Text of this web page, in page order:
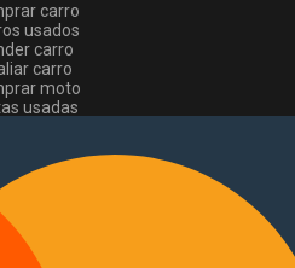
carro
usados
carro
carro
moto
usadas
usados
comerciais
e vender